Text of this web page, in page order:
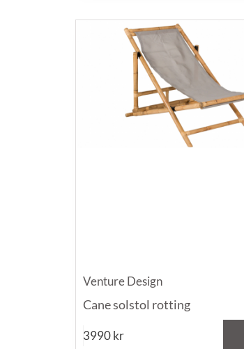
Venture Design
Cane solstol rotting
3990kr